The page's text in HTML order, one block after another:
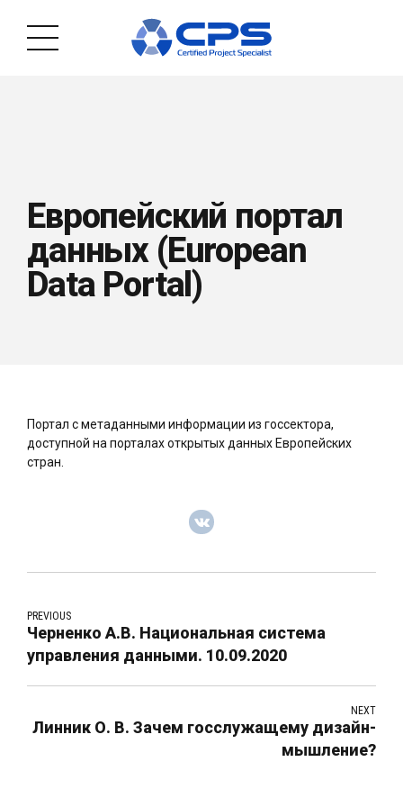
Европейский портал
данных (European
Data Portal)
Портал с метаданными информации из госсектора,
доступной на порталах открытых данных Европейских
стран.
PREVIOUS
Черненко А.В. Национальная система
управления данными. 10.09.2020
NEXT
Линник О. В. Зачем госслужащему дизайн-
мышление?